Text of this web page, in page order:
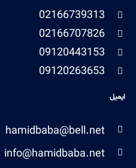
02166739313
02166707826
09120443153
09120263653
ایمیل
hamidbaba@bell.net
info@hamidbaba.net